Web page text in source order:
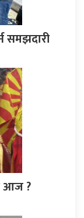
समझदारी
आज ?